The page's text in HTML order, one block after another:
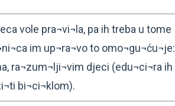
vole pra¬vi¬la, pa ih treba u tome
im up¬ra¬vo to omo¬gu¬ću¬je:
ra¬zum¬lji¬vim djeci (edu¬ci¬ra ih
bi¬ci¬klom).